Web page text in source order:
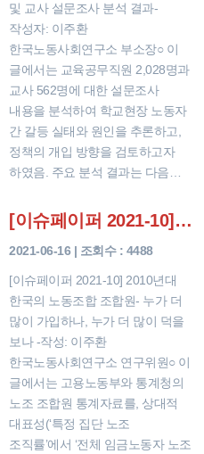
및 교사 설문조사 분석 결과-
작성자: 이주환
한국노동사회연구소 부소장○ 이
글에서는 교육공무직원 2,028명과
교사 562명에 대한 설문조사
내용을 분석하여 학교현장 노동자
간 갈등 실태와 원인을 추론하고,
정책의 개입 방향을 검토하고자
하였음. 주요 분석 결과는 다음…
[이슈페이퍼 2021-10] 2010년대 한국의 노동조합 조합원
2021-06-16 | 조회수 : 4488
[이슈페이퍼 2021-10] 2010년대
한국의 노동조합 조합원- 누가 더
많이 가입하나, 누가 더 많이 덕을
보나 -작성: 이주환
한국노동사회연구소 연구위원○ 이
글에서는 고용노동부와 통계청의
노조 조합원 통계자료를, 상대적
대표성(‘특정 집단 노조
조직률’에서 ‘전체 임금노동자 노조